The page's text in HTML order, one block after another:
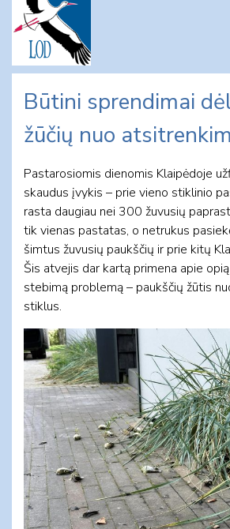
content
Būtini sprendimai
žūčių nuo
Pastarosiomis dienomis Klaipėdoje
skaudus įvykis – prie vieno stiklinio
rasta daugiau nei 300 žuvusių
tik vienas pastatas, o netrukus
šimtus žuvusių paukščių ir prie kitų
Šis atvejis dar kartą primena apie
stebimą problemą – paukščių žūtis
stiklus.